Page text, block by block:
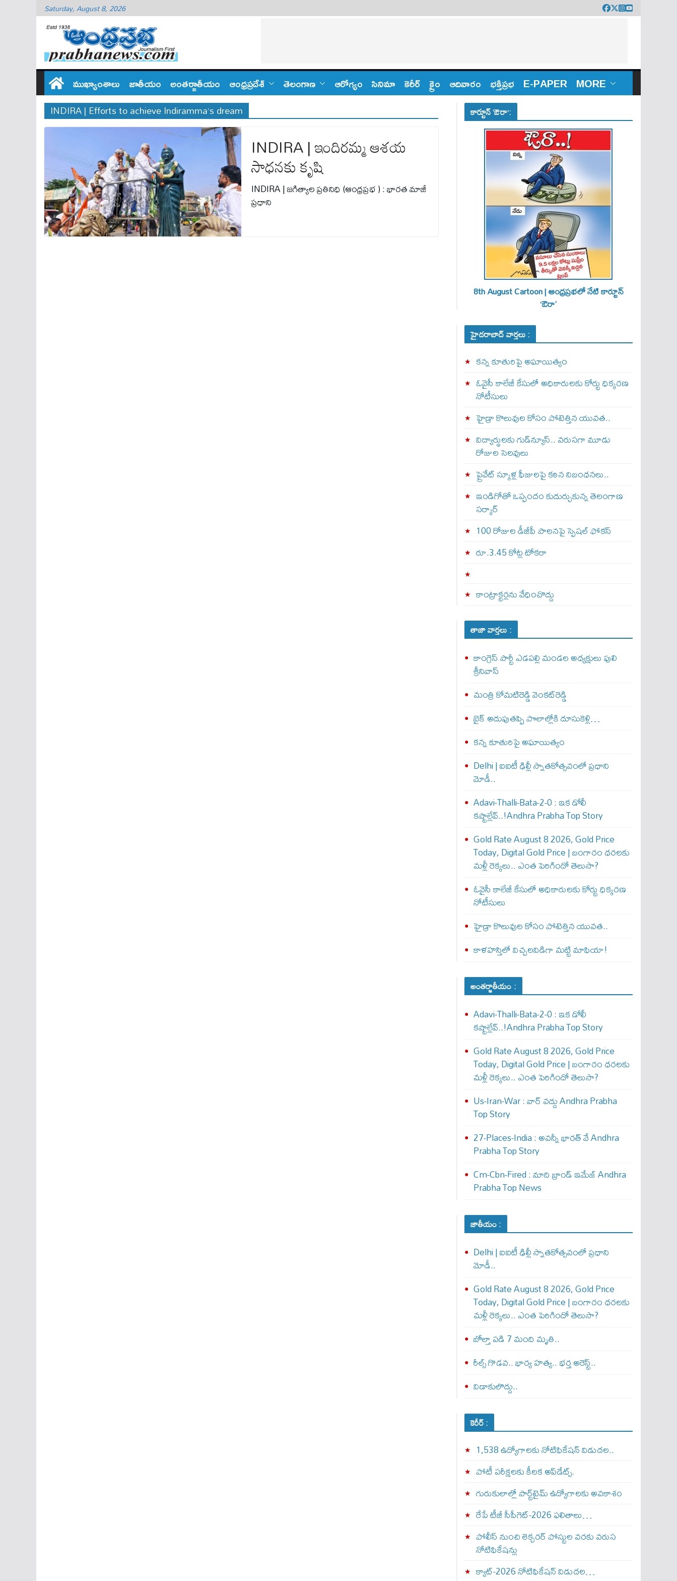
Saturday, August 8, 2026
ముఖ్యాంశాలు జాతీయం అంతర్జాతీయం ఆంధ్ర‌ప్ర‌దేశ్ తెలంగాణ‌ ఆరోగ్యం సినిమా కెరీర్ క్రైం ఆదివారం భక్తిప్రభ E-PAPER MORE
INDIRA | Efforts to achieve Indiramma’s dream
INDIRA | ఇందిరమ్మ ఆశయ
సాధనకు కృషి
INDIRA | జగిత్యాల ప్రతినిధి (ఆంధ్రప్రభ ) : భారత మాజీ
ప్రధాని
కార్టూన్ ‘ఔరా’:
8th August Cartoon | ఆంధ్రప్రభలో నేటి కార్టూన్
‘ఔరా’
హైదరాబాద్ వార్తలు :
కన్న కూతురిపై అఘాయిత్యం
ఓవైసీ కాలేజీ కేసులో అధికారులకు కోర్టు ధిక్కరణ
నోటీసులు
హైడ్రా కొలువుల కోసం పోటెత్తిన యువత..
విద్యార్థులకు గుడ్‌న్యూస్.. వరుసగా మూడు
రోజుల సెలవులు
ప్రైవేట్ స్కూళ్ల ఫీజులపై కఠిన నిబంధనలు..
ఇండిగోతో ఒప్పందం కుదుర్చుకున్న తెలంగాణ
స‌ర్కార్
100 రోజుల డీజీపీ పాలనపై స్పెషల్ ఫోకస్
రూ.3.45 కోట్ల టోకరా
కాంట్రాక్టర్లను వేధించొద్దు
తాజా వార్తలు :
కాంగ్రెస్ పార్టీ ఎడపల్లి మండల అధ్యక్షులు పులి
శ్రీనివాస్
మంత్రి కోమటిరెడ్డి వెంక‌ట్‌రెడ్డి
బైక్‌ అదుపుతప్పి పొలాల్లోకి దూసుకెళ్లి…
కన్న కూతురిపై అఘాయిత్యం
Delhi | ఐఐటీ ఢిల్లీ స్నాతకోత్సవంలో ప్రధాని
మోడీ..
Adavi-Thalli-Bata-2-0 : ఇక డోలీ
క‌ష్టాల్లేవ్..!Andhra Prabha Top Story
Gold Rate August 8 2026, Gold Price
Today, Digital Gold Price | బంగారం ధరలకు
మళ్లీ రెక్కలు.. ఎంత పెరిగిందో తెలుసా?
ఓవైసీ కాలేజీ కేసులో అధికారులకు కోర్టు ధిక్కరణ
నోటీసులు
హైడ్రా కొలువుల కోసం పోటెత్తిన యువత..
​కాళహస్తిలో విచ్చలవిడిగా మట్టి మాఫియా!
అంతర్జాతీయం :
Adavi-Thalli-Bata-2-0 : ఇక డోలీ
క‌ష్టాల్లేవ్..!Andhra Prabha Top Story
Gold Rate August 8 2026, Gold Price
Today, Digital Gold Price | బంగారం ధరలకు
మళ్లీ రెక్కలు.. ఎంత పెరిగిందో తెలుసా?
Us-Iran-War : వార్ వ‌ద్దు Andhra Prabha
Top Story
27-Places-India : అవ‌న్నీ భార‌త్ వే Andhra
Prabha Top Story
Cm-Cbn-Fired : మాది బ్రాండ్ ఇమేజ్ Andhra
Prabha Top News
జాతీయం :
Delhi | ఐఐటీ ఢిల్లీ స్నాతకోత్సవంలో ప్రధాని
మోడీ..
Gold Rate August 8 2026, Gold Price
Today, Digital Gold Price | బంగారం ధరలకు
మళ్లీ రెక్కలు.. ఎంత పెరిగిందో తెలుసా?
బోల్తా పడి 7 మంది మృతి..
రీల్స్ గొడవ.. భార్య హత్య.. భర్త అరెస్ట్..
విడాకులొద్దు..
కెరీర్ :
1,538 ఉద్యోగాలకు నోటిఫికేషన్ విడుదల..
పోటీ పరీక్షలకు కీలక అప్‌డేట్స్.
గురుకులాల్లో పార్ట్‌టైమ్ ఉద్యోగాలకు అవకాశం
రేపే టీజీ సీపీగెట్‌-2026 ఫలితాలు…
పోలీస్ నుంచి లెక్చరర్ పోస్టుల వరకు వరుస
నోటిఫికేషన్లు
క్యాట్-2026 నోటిఫికేషన్ విడుదల…